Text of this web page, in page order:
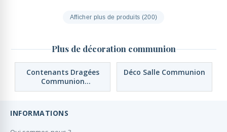
Afficher plus de produits (200)
Plus de décoration communion
Contenants Dragées
Communion
Personnalisés
Déco Salle Communion
INFORMATIONS